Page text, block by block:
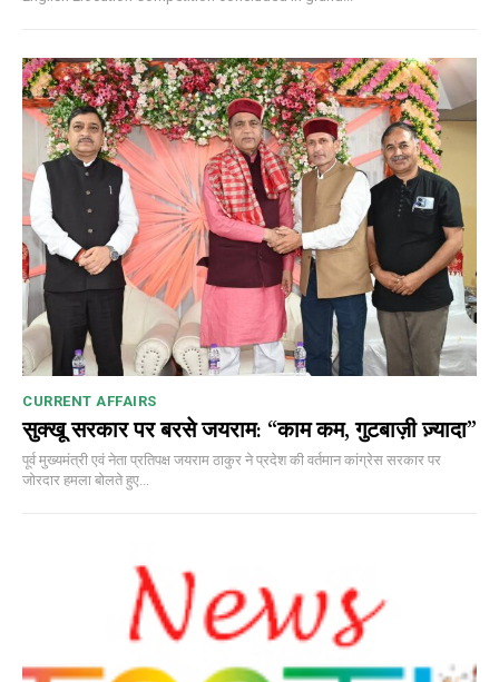
CURRENT AFFAIRS
सुक्खू सरकार पर बरसे जयराम: “काम कम, गुटबाज़ी ज़्यादा”
पूर्व मुख्यमंत्री एवं नेता प्रतिपक्ष जयराम ठाकुर ने प्रदेश की वर्तमान कांग्रेस सरकार पर
जोरदार हमला बोलते हुए...